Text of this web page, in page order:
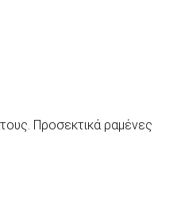
Προσεκτικά ραμένες